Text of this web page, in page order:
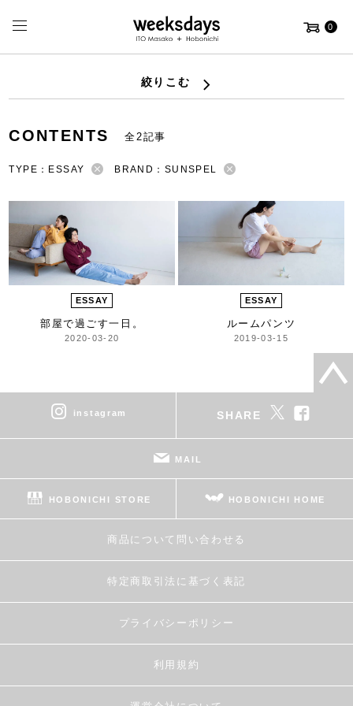
0
絞りこむ
CONTENTS 全2記事
TYPE：ESSAY BRAND：SUNSPEL
ESSAY
部屋で過ごす一日。
2020-03-20
ESSAY
ルームパンツ
2019-03-15
instagram SHARE
MAIL
HOBONICHI STORE HOBONICHI HOME
商品について問い合わせる
特定商取引法に基づく表記
プライバシーポリシー
利用規約